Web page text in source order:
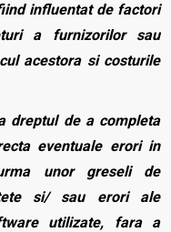
influentat de factori
a furnizorilor sau
acestora si costurile
dreptul de a completa
eventuale erori in
unor greseli de
si/ sau erori ale
utilizate, fara a